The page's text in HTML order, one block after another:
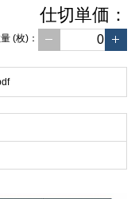
仕切単価：
(枚) ：